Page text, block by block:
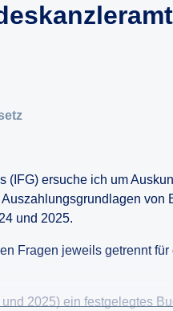
(IFG) ersuche ich um
von
und 2025.
Fragen jeweils getrennt für
2025) ein festgelegtes